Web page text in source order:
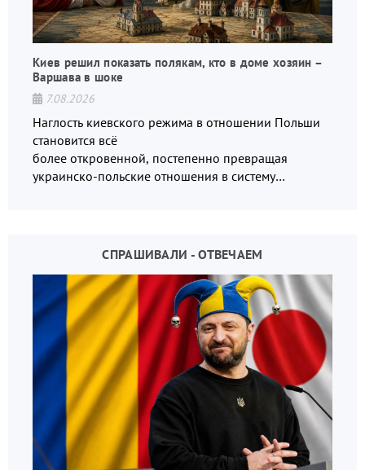
Киев решил показать полякам, кто в доме хозяин –
Варшава в шоке
7.08.2026
Наглость киевского режима в отношении Польши
становится всё
более откровенной, постепенно превращая
украинско-польские отношения в систему
СПРАШИВАЛИ - ОТВЕЧАЕМ